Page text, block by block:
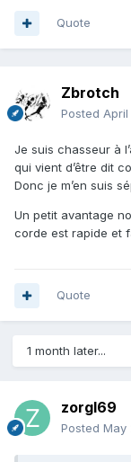
Quote
Zbrotch
Posted
Je suis chasseur à
qui vient d’être dit
Donc je m’en suis
Un petit avantage
corde est rapide et
Quote
1 month later...
zorgl69
Posted May